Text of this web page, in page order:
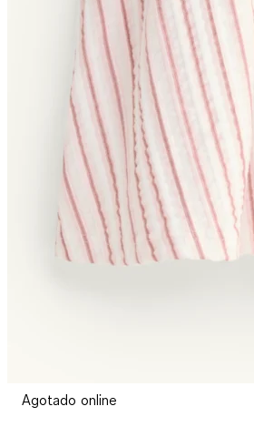
Agotado online